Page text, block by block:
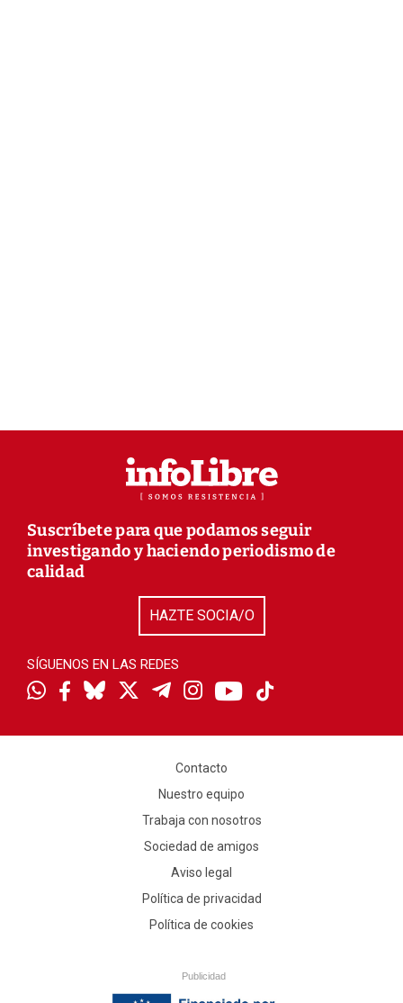
Suscríbete para que podamos seguir
investigando y haciendo periodismo de
calidad
HAZTE SOCIA/O
SÍGUENOS EN LAS REDES
Contacto
Nuestro equipo
Trabaja con nosotros
Sociedad de amigos
Aviso legal
Política de privacidad
Política de cookies
Publicidad